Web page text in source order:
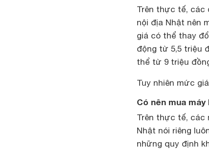
Trên thực tế, các
nội địa Nhật nên
giá có thể thay
động từ 5,5 triệu
thể từ 9 triệu
Tuy nhiên mức
Có nên mua
Trên thực tế, các
Nhật nói riêng
những quy định